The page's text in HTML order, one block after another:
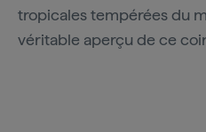
tropicales tempérées du
véritable aperçu de ce